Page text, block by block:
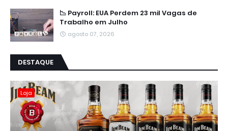
📉 Payroll: EUA Perdem 23 mil Vagas de
Trabalho em Julho
agosto 07, 2026
DESTAQUE
Loja